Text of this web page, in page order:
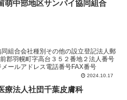
萌中部地区サンパイ協同組合
組合会社種別その他の設立登記法人郵
郡羽幌町字高台３５２番地２法人番号
ールアドレス電話番号FAX番号
2024.10.17
療法人社団千葉皮膚科